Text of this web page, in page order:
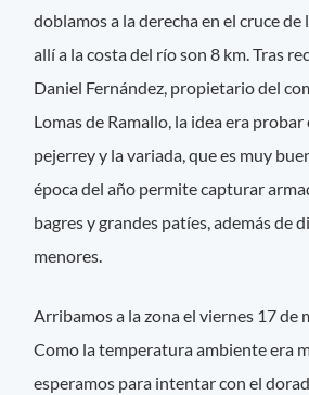
doblamos a la derecha en el cruce de
allí a la costa del río son 8 km. Tras
Daniel Fernández, propietario del
Lomas de Ramallo, la idea era
pejerrey y la variada, que es muy
época del año permite capturar
bagres y grandes patíes, además de
menores.
Arribamos a la zona el viernes 17 de
Como la temperatura ambiente era
esperamos para intentar con el